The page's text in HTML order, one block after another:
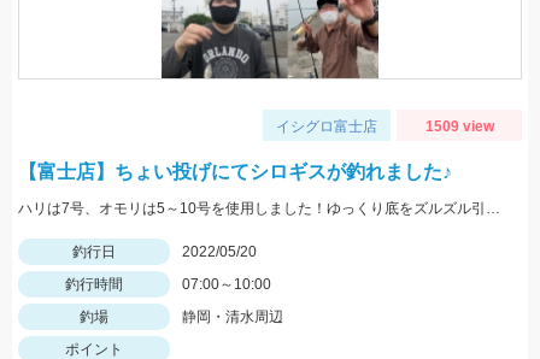
イシグロ富士店 1509 view
【富士店】ちょい投げにてシロギスが釣れました♪
ハリは7号、オモリは5～10号を使用しました！ゆっくり底をズルズル引くとアタリが多かったですよ！
釣行日
2022/05/20
釣行時間
07:00～10:00
釣場
静岡・清水周辺
ポイント